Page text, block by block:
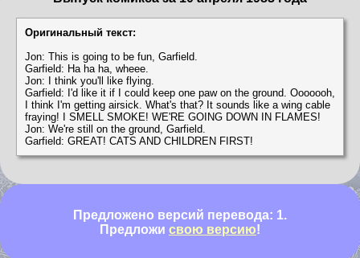
Оригинальный текст:
Jon: This is going to be fun, Garfield.
Garfield: Ha ha ha, wheee.
Jon: I think you'll like flying.
Garfield: I'd like it if I could keep one paw on the ground. Ooooooh,
I think I'm getting airsick. What's that? It sounds like a wing cable
fraying! I SMELL SMOKE! WE'RE GOING DOWN IN FLAMES!
Jon: We're still on the ground, Garfield.
Garfield: GREAT! CATS AND CHILDREN FIRST!
Предложено версий перевода: 1.
Предложи свою версию!